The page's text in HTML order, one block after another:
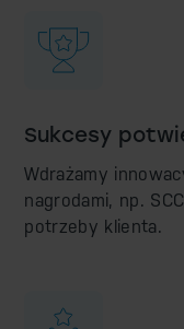
Sukcesy
Wdrażamy
nagrodami, np.
potrzeby klienta.